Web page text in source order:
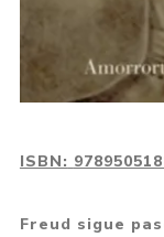
ISBN:
Freud sigue